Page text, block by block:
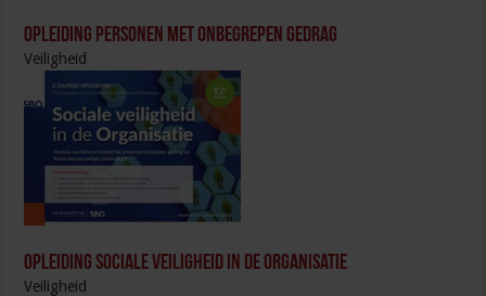
Opleiding Personen met onbegrepen gedrag
Veiligheid
Opleiding Sociale Veiligheid in de Organisatie
Veiligheid